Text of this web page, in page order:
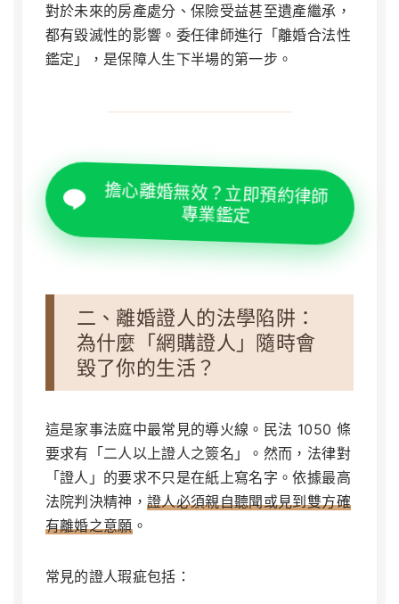
對於未來的房產處分、保險受益甚至遺產繼承，
都有毀滅性的影響。委任律師進行「離婚合法性
鑑定」，是保障人生下半場的第一步。
擔心離婚無效？立即預約律師
專業鑑定
二、離婚證人的法學陷阱：
為什麼「網購證人」隨時會
毀了你的生活？
這是家事法庭中最常見的導火線。民法 1050 條
要求有「二人以上證人之簽名」。然而，法律對
「證人」的要求不只是在紙上寫名字。依據最高
法院判決精神， 證人必須親自聽聞或見到雙方確
有離婚之意願。
常見的證人瑕疵包括：